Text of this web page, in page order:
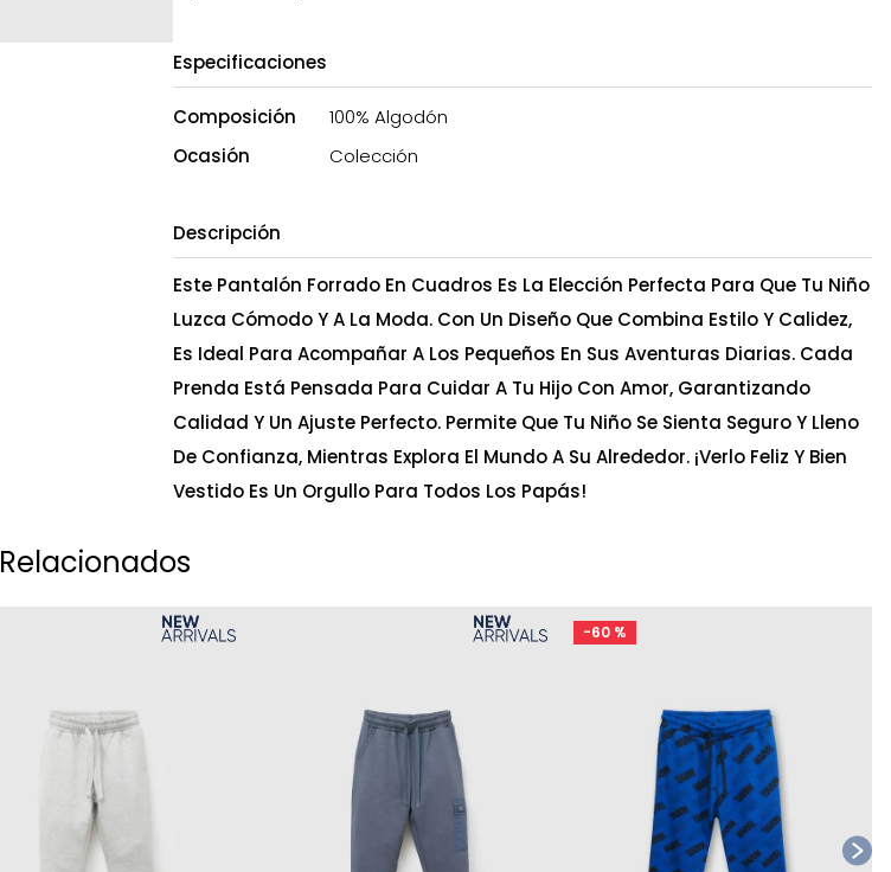
Especificaciones
Composición
100% Algodón
Ocasión
Colección
Descripción
Este Pantalón Forrado En Cuadros Es La Elección Perfecta Para Que Tu Niño
Luzca Cómodo Y A La Moda. Con Un Diseño Que Combina Estilo Y Calidez,
Es Ideal Para Acompañar A Los Pequeños En Sus Aventuras Diarias. Cada
Prenda Está Pensada Para Cuidar A Tu Hijo Con Amor, Garantizando
Calidad Y Un Ajuste Perfecto. Permite Que Tu Niño Se Sienta Seguro Y Lleno
De Confianza, Mientras Explora El Mundo A Su Alrededor. ¡Verlo Feliz Y Bien
Vestido Es Un Orgullo Para Todos Los Papás!
Relacionados
-60 %